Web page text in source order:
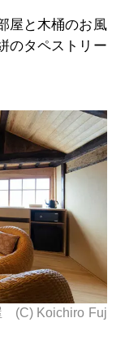
屋と木桶のお風
のタペストリー
(C) Koichiro Fuj